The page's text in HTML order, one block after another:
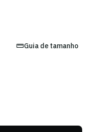
Guia de tamanho